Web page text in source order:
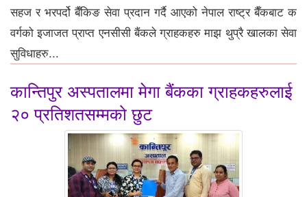
सहज र भरपर्दो बैँकिङ सेवा प्रदान गर्दै आएको नेपाल राष्ट्र बैँकबाट क
वर्गको इजाजत प्राप्त एनसीसी बैंकले ग्राहकहरु माझ थुप्रै खालका सेवा
सुविधाहरु...
कान्तिपुर अस्पतालमा मेगा बैंकका ग्राहकहरुलाई
२० प्रतिशतसम्मको छुट